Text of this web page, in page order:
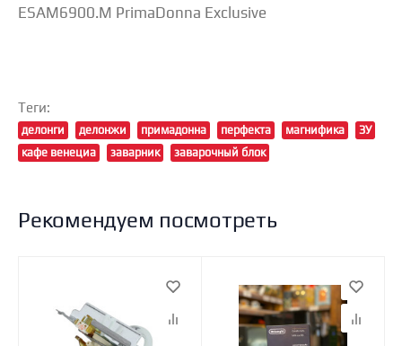
ESAM6900.M PrimaDonna Exclusive
Теги:
делонги делонжи примадонна перфекта магнифика
ЗУ
кафе венециа
заварник заварочный блок
Рекомендуем посмотреть